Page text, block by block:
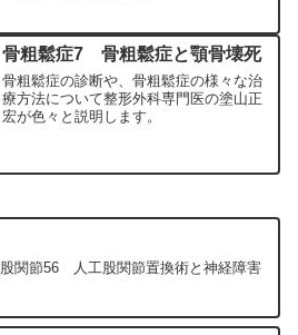
骨粗鬆症7 骨粗鬆症と顎骨壊死
骨粗鬆症の診断や、骨粗鬆症の様々な治
療方法について整形外科専門医の塗山正
宏が色々と説明します。
股関節56 人工股関節置換術と神経障害